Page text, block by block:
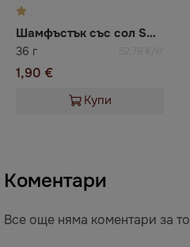
Шамфъстък със сол SALYSOL
36 г 52,78 €/кг
1,90 €
Купи
Коментари
Все още няма коментари за